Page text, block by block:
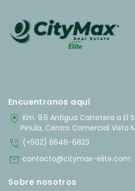
Encuentranos aquí
home_pin Km. 9.5 Antigua Carretera a El
Pinula, Centro Comercial Vista
phone_in_talk (+502) 6646-6823
mail contacto@citymax-elite.com
Sobre nosotros